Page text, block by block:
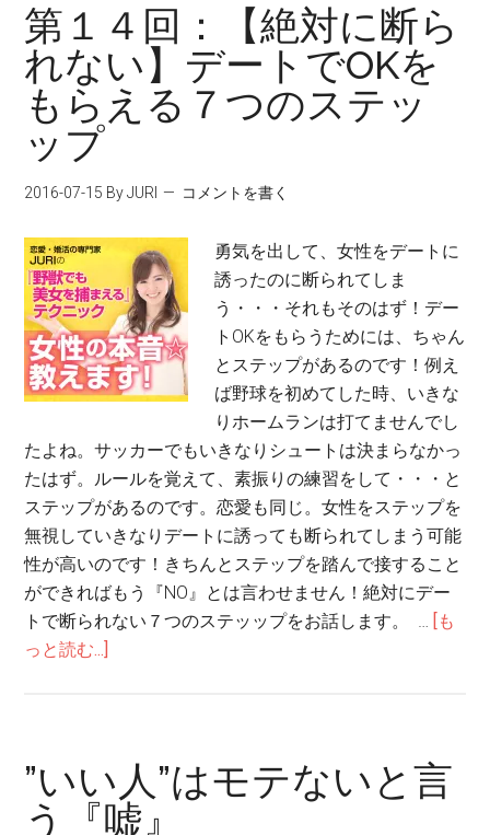
第１４回：【絶対に断ら
れない】デートでOKを
もらえる７つのステッ
ップ
2016-07-15 By JURI コメントを書く
勇気を出して、女性をデートに
誘ったのに断られてしま
う・・・それもそのはず！デー
トOKをもらうためには、ちゃん
とステップがあるのです！例え
ば野球を初めてした時、いきな
りホームランは打てませんでし
たよね。サッカーでもいきなりシュートは決まらなかっ
たはず。ルールを覚えて、素振りの練習をして・・・と
ステップがあるのです。恋愛も同じ。女性をステップを
無視していきなりデートに誘っても断られてしまう可能
性が高いのです！きちんとステップを踏んで接すること
ができればもう『NO』とは言わせません！絶対にデー
トで断られない７つのステッップをお話します。 … [も
っと読む...]
”いい人”はモテないと言
う『嘘』